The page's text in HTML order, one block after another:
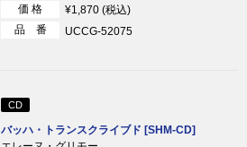
価 格
¥1,870 (税込)
品 番
UCCG-52075
CD
バッハ・トランスクライブド [SHM-CD]